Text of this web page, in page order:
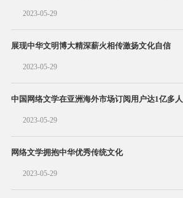
2023-05-29
展现中华文明博大精深薪火相传激扬文化自信
2023-05-29
中国网络文学在亚洲海外市场订阅用户达1亿多人
2023-05-29
网络文学拥抱中华优秀传统文化
2023-05-29